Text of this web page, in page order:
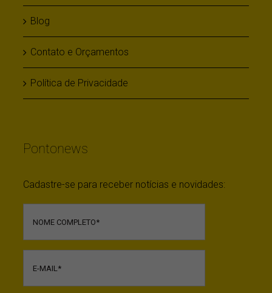
Blog
Contato e Orçamentos
Política de Privacidade
Pontonews
Cadastre-se para receber notícias e novidades: